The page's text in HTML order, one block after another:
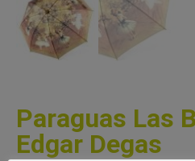
Paraguas Las
Edgar Degas